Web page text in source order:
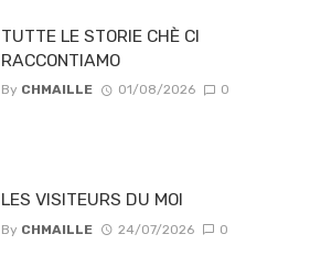
TUTTE LE STORIE CHÈ CI
RACCONTIAMO
By CHMAILLE 01/08/2026 0
LES VISITEURS DU MOI
By CHMAILLE 24/07/2026 0